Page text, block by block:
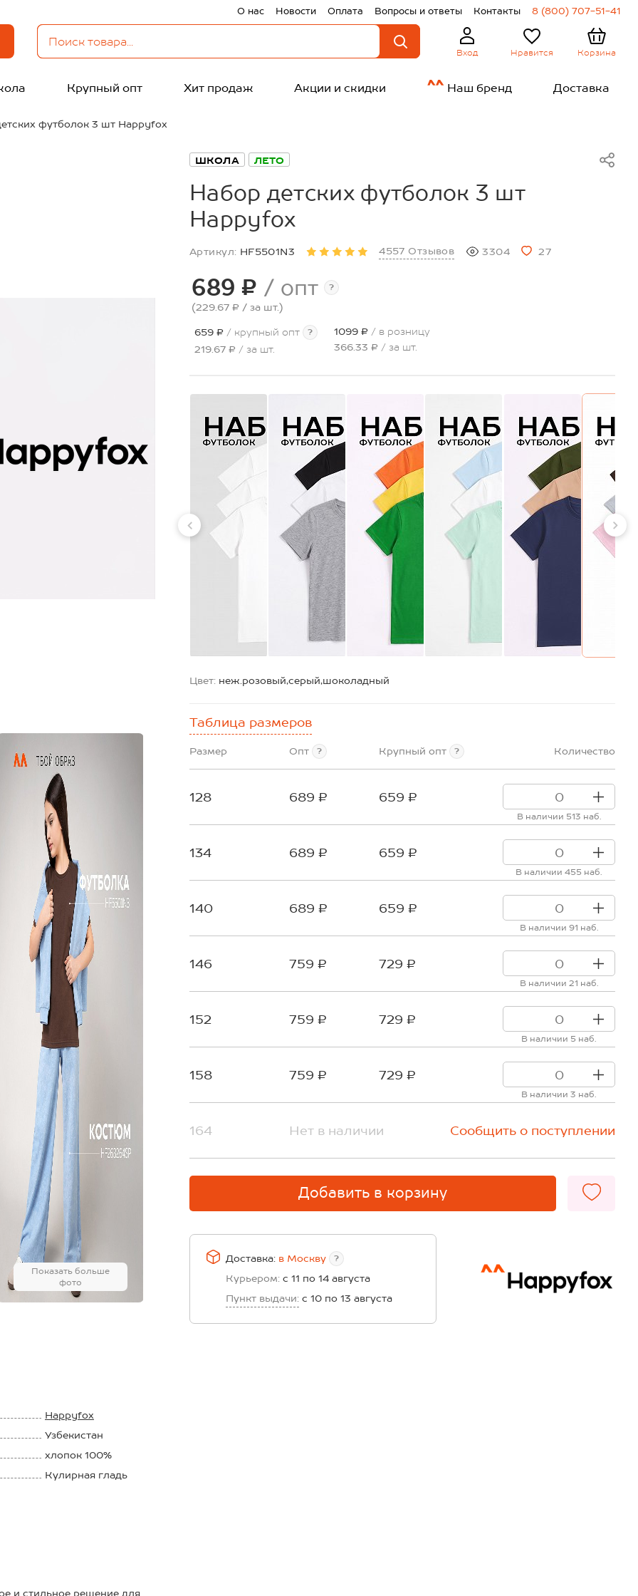
О нас Новости Оплата Вопросы и ответы Контакты 8 (800) 707-51-41
Вход Нравится Корзина
Крупный опт Хит продаж Акции и скидки Наш бренд Доставка
футболок 3 шт Happyfox
Показать больше
фото
ШКОЛА ЛЕТО
Набор детских футболок 3 шт
Happyfox
Артикул: HF5501N3 4557 Отзывов 3304 27
689 ₽ / опт ?
(229.67 ₽ / за шт.)
659 ₽ / крупный опт ?
219.67 ₽ / за шт.
1099 ₽ / в розницу
366.33 ₽ / за шт.
Цвет: неж.розовый,серый,шоколадный
Таблица размеров
Размер Опт ? Крупный опт ? Количество
128 689 ₽ 659 ₽
В наличии 513 наб.
134 689 ₽ 659 ₽
В наличии 455 наб.
140 689 ₽ 659 ₽
В наличии 91 наб.
146 759 ₽ 729 ₽
В наличии 21 наб.
152 759 ₽ 729 ₽
В наличии 5 наб.
158 759 ₽ 729 ₽
В наличии 3 наб.
164 Нет в наличии Сообщить о поступлении
Добавить в корзину
Доставка: в Москву ?
Курьером: с 11 по 14 августа
Пункт выдачи: с 10 по 13 августа
Happyfox
Узбекистан
хлопок 100%
Кулирная гладь
и стильное решение для